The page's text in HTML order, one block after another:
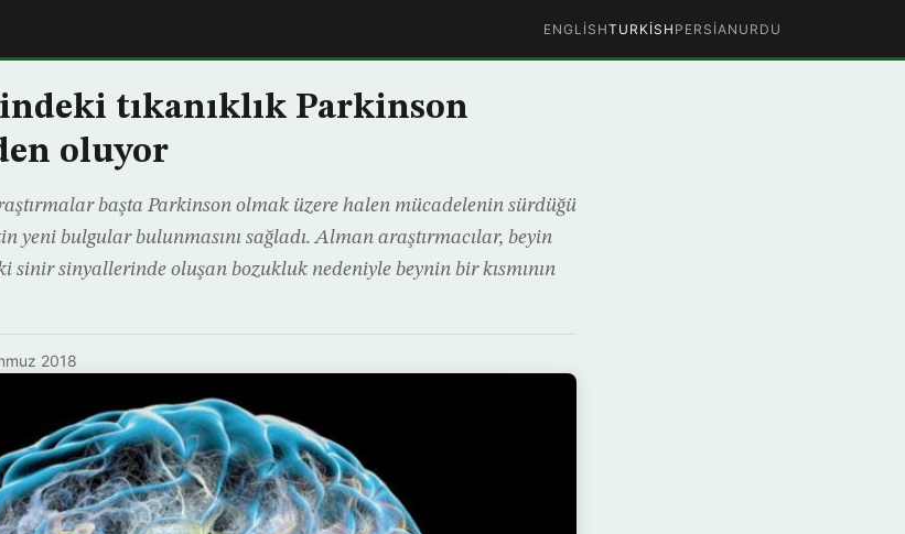
ENGLISHTURKISH PERSIAN URDU
tıkanıklık Parkinson
oluyor
başta Parkinson olmak üzere halen mücadelenin sürdüğü
yeni bulgular bulunmasını sağladı. Alman araştırmacılar, beyin
sinir sinyallerinde oluşan bozukluk nedeniyle beynin bir kısmının
2018